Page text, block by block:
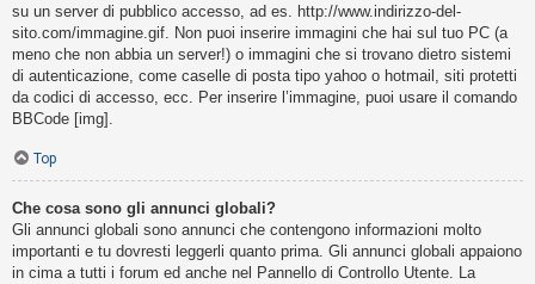
su un server di pubblico accesso, ad es. http://www.indirizzo-del-
sito.com/immagine.gif. Non puoi inserire immagini che hai sul tuo PC (a
meno che non abbia un server!) o immagini che si trovano dietro sistemi
di autenticazione, come caselle di posta tipo yahoo o hotmail, siti protetti
da codici di accesso, ecc. Per inserire l’immagine, puoi usare il comando
BBCode [img].
Top
Che cosa sono gli annunci globali?
Gli annunci globali sono annunci che contengono informazioni molto
importanti e tu dovresti leggerli quanto prima. Gli annunci globali appaiono
in cima a tutti i forum ed anche nel Pannello di Controllo Utente. La